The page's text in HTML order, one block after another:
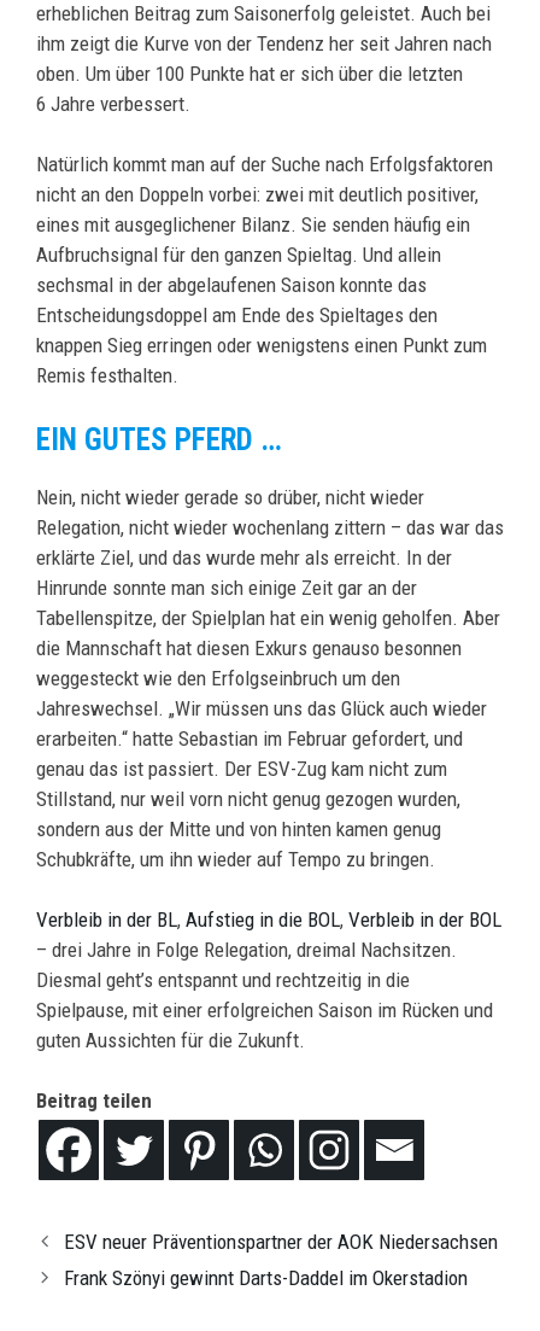
erheblichen Beitrag zum Saisonerfolg geleistet. Auch bei
ihm zeigt die Kurve von der Tendenz her seit Jahren nach
oben. Um über 100 Punkte hat er sich über die letzten
6 Jahre verbessert.
Natürlich kommt man auf der Suche nach Erfolgsfaktoren
nicht an den Doppeln vorbei: zwei mit deutlich positiver,
eines mit ausgeglichener Bilanz. Sie senden häufig ein
Aufbruchsignal für den ganzen Spieltag. Und allein
sechsmal in der abgelaufenen Saison konnte das
Entscheidungsdoppel am Ende des Spieltages den
knappen Sieg erringen oder wenigstens einen Punkt zum
Remis festhalten.
EIN GUTES PFERD …
Nein, nicht wieder gerade so drüber, nicht wieder
Relegation, nicht wieder wochenlang zittern – das war das
erklärte Ziel, und das wurde mehr als erreicht. In der
Hinrunde sonnte man sich einige Zeit gar an der
Tabellenspitze, der Spielplan hat ein wenig geholfen. Aber
die Mannschaft hat diesen Exkurs genauso besonnen
weggesteckt wie den Erfolgseinbruch um den
Jahreswechsel. „Wir müssen uns das Glück auch wieder
erarbeiten.“ hatte Sebastian im Februar gefordert, und
genau das ist passiert. Der ESV-Zug kam nicht zum
Stillstand, nur weil vorn nicht genug gezogen wurden,
sondern aus der Mitte und von hinten kamen genug
Schubkräfte, um ihn wieder auf Tempo zu bringen.
Verbleib in der BL, Aufstieg in die BOL, Verbleib in der BOL
– drei Jahre in Folge Relegation, dreimal Nachsitzen.
Diesmal geht’s entspannt und rechtzeitig in die
Spielpause, mit einer erfolgreichen Saison im Rücken und
guten Aussichten für die Zukunft.
Beitrag teilen
ESV neuer Präventionspartner der AOK Niedersachsen
Frank Szönyi gewinnt Darts-Daddel im Okerstadion